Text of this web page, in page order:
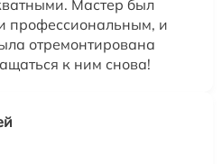
Мастер был
профессиональным, и
отремонтирована
к ним снова!